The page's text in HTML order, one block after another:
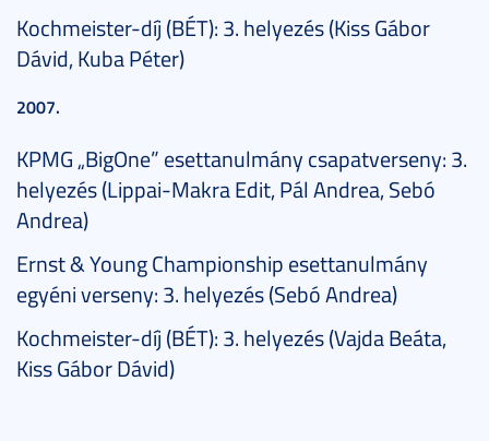
Kochmeister-díj (BÉT): 3. helyezés (Kiss Gábor
Dávid, Kuba Péter)
2007.
KPMG „BigOne” esettanulmány csapatverseny: 3.
helyezés (Lippai-Makra Edit, Pál Andrea, Sebó
Andrea)
Ernst & Young Championship esettanulmány
egyéni verseny: 3. helyezés (Sebó Andrea)
Kochmeister-díj (BÉT): 3. helyezés (Vajda Beáta,
Kiss Gábor Dávid)